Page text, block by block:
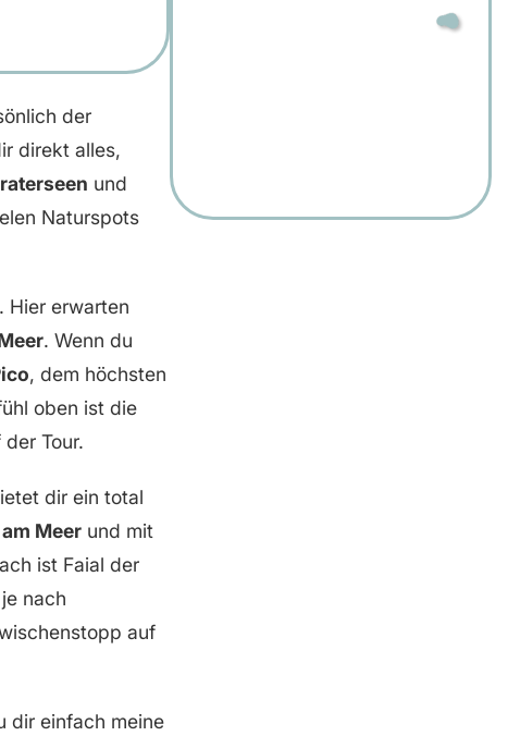
der
direkt alles,
und
Naturspots
. Hier erwarten
. Wenn du
, dem höchsten
oben ist die
Tour.
dir ein total
Meerund mit
ist Faial der
nach
auf
dir einfach meine